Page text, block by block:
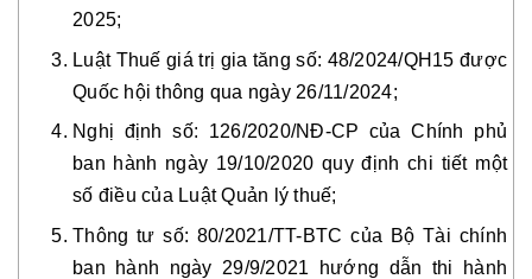
2025;
Luật Thuế giá trị gia tăng số: 48/2024/QH15 được
Quốc hội thông qua ngày 26/11/2024;
Nghị định số: 126/2020/NĐ-CP của Chính phủ
ban hành ngày 19/10/2020 quy định chi tiết một
số điều của Luật Quản lý thuế;
Thông tư số: 80/2021/TT-BTC của Bộ Tài chính
ban hành ngày 29/9/2021 hướng dẫn thi hành